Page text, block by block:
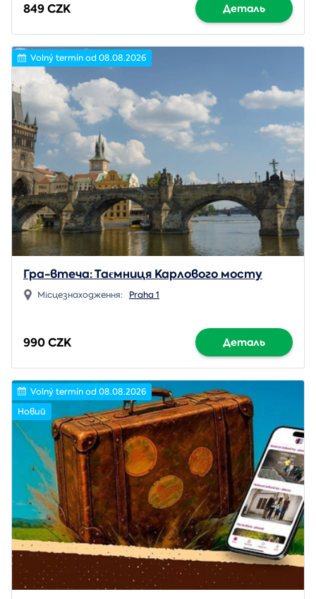
849 CZK Деталь
Volný termín od 08.08.2026
Гра-втеча: Таємниця Карлового мосту
Місцезнаходження: Praha 1
990 CZK Деталь
Volný termín od 08.08.2026
Новий